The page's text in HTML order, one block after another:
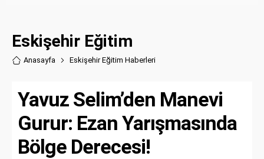
Eskişehir Eğitim
Anasayfa Eskişehir Eğitim Haberleri
Yavuz Selim’den Manevi
Gurur: Ezan Yarışmasında
Bölge Derecesi!